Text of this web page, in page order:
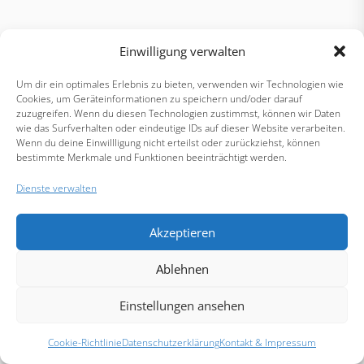
Einwilligung verwalten
Um dir ein optimales Erlebnis zu bieten, verwenden wir Technologien wie
Cookies, um Geräteinformationen zu speichern und/oder darauf
zuzugreifen. Wenn du diesen Technologien zustimmst, können wir Daten
wie das Surfverhalten oder eindeutige IDs auf dieser Website verarbeiten.
Wenn du deine Einwillligung nicht erteilst oder zurückziehst, können
bestimmte Merkmale und Funktionen beeinträchtigt werden.
Dienste verwalten
Akzeptieren
Ablehnen
Einstellungen ansehen
Cookie-RichtlinieDatenschutzerklärungKontakt & Impressum